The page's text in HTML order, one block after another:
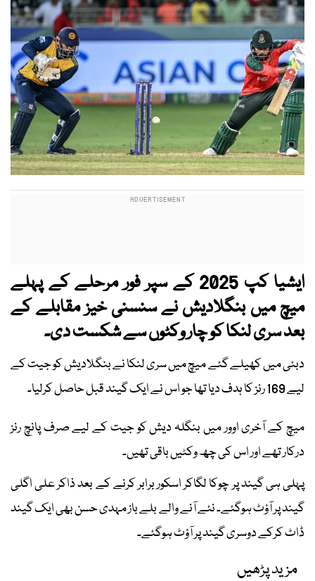
ایشیا کپ 2025 کے سپر فور مرحلے کے پہلے
میچ میں بنگلادیش نے سنسنی خیز مقابلے کے
بعد سری لنکا کو چار وکٹوں سے شکست دی۔
دبئی میں کھیلے گئے میچ میں سری لنکا نے بنگلادیش کو جیت کے
لیے 169 رنز کا ہدف دیا تھا جو اس نے ایک گیند قبل حاصل کرلیا۔
میچ کے آخری اوور میں بنگلہ دیش کو جیت کے لیے صرف پانچ رنز
درکار تھے اور اس کی چھ وکٹیں باقی تھیں۔
پہلی ہی گیند پر چوکا لگاکر اسکور برابر کرنے کے بعد ذاکر علی اگلی
گیند پر آؤٹ ہوگئے۔ نئے آنے والے بلے باز مہدی حسن بھی ایک گیند
ڈاٹ کرکے دوسری گیند پر آؤٹ ہوگئے۔
مزید پڑھیں